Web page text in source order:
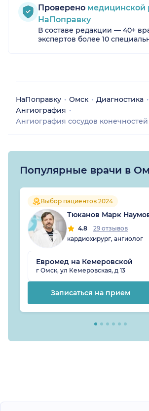
Проверено медицинской
НаПоправку
В составе редакции — 40+
экспертов более 10
НаПоправку Омск
Диагностика
Ангиография
Ангиография сосудов конечностей
Популярные врачи в
Выбор пациентов 2024
Тюканов Марк
4.8
29 отзывов
кардиохирург, ангиолог
Евромед на Кемеровской
г Омск, ул Кемеровская, д 13
Записаться на прием